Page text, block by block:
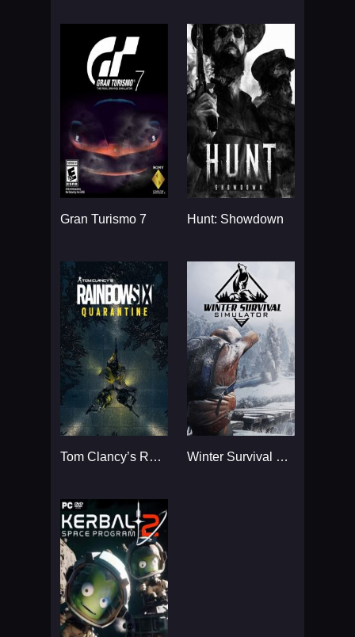
Gran Turismo 7 Hunt: Showdown
Tom Clancy’s Rainbow Six Winter Survival Simulator